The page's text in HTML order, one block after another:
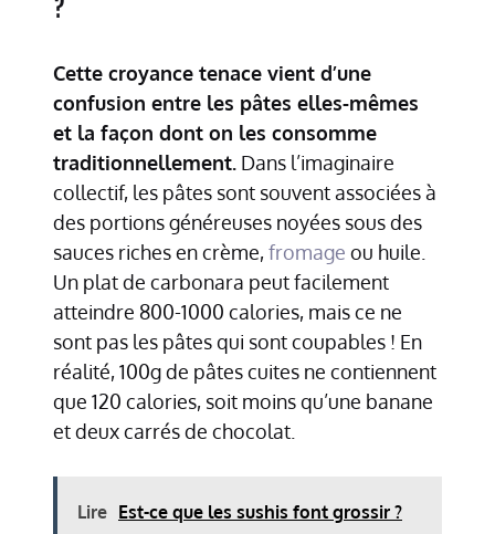
Cette croyance tenace vient d’une
confusion entre les pâtes elles-mêmes
et la façon dont on les consomme
traditionnellement. Dans l’imaginaire
collectif, les pâtes sont souvent associées à
des portions généreuses noyées sous des
sauces riches en crème,fromage ou huile.
Un plat de carbonara peut facilement
atteindre 800-1000 calories, mais ce ne
sont pas les pâtes qui sont coupables ! En
réalité, 100g de pâtes cuites ne contiennent
que 120 calories, soit moins qu’une banane
et deux carrés de chocolat.
Lire Est-ce que les sushis font grossir ?